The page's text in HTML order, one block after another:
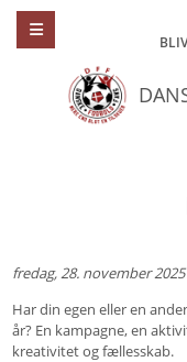
fredag, 28. november 2025
Har din egen eller en
år? En kampagne, en
kreativitet og fællesskab.